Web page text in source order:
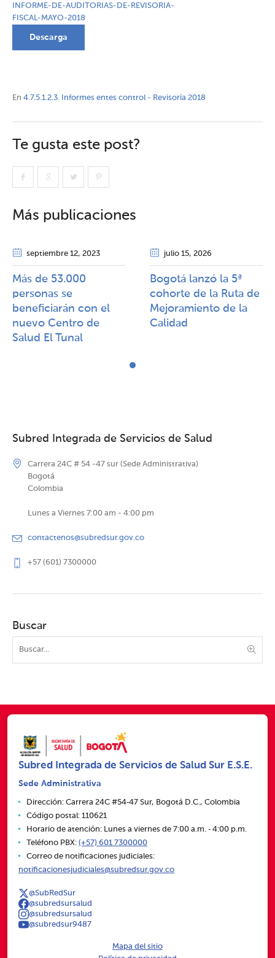
INFORME-DE-AUDITORIAS-DE-REVISORIA-
FISCAL-MAYO-2018
Descarga
En 4.7.5.1.2.3. Informes entes control - Revisoría 2018
Te gusta este post?
Más publicaciones
septiembre 12, 2023
Más de 53.000
personas se
beneficiarán con el
nuevo Centro de
Salud El Tunal
julio 15, 2026
Bogotá lanzó la 5ª
cohorte de la Ruta de
Mejoramiento de la
Calidad​​
Subred Integrada de Servicios de Salud
Carrera 24C # 54 -47 sur (Sede Administrativa)
Bogotá
Colombia
Lunes a Viernes 7:00 am - 4:00 pm
contactenos@subredsur.gov.co
+57 (601) 7300000
Buscar
Subred Integrada de Servicios de Salud Sur E.S.E.
Sede Administrativa
Dirección: Carrera 24C #54‑47 Sur, Bogotá D.C., Colombia
Código postal: 110621
Horario de atención: Lunes a viernes de 7:00 a.m. ‑ 4:00 p.m.
Teléfono PBX: (+57) 601 7300000
Correo de notificaciones judiciales:
notificacionesjudiciales@subredsur.gov.co
@SubRedSur
@subredsursalud
@subredsursalud
@subredsur9487
Mapa del sitio